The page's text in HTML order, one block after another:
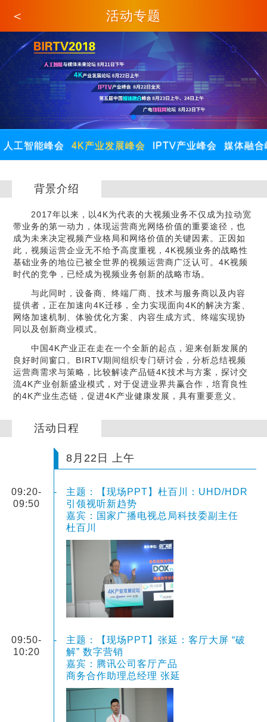
＜ 活动专题
人工智能峰会 4K产业发展峰会 IPTV产业峰会 媒体融合
背景介绍
2017年以来，以4K为代表的大视频业务不仅成为拉动宽
带业务的第一动力，体现运营商光网络价值的重要途径，也
成为未来决定视频产业格局和网络价值的关键因素。正因如
此，视频运营企业无不给予高度重视，4K视频业务的战略性
基础业务的地位已被全世界的视频运营商广泛认可。4K视频
时代的竞争，已经成为视频业务创新的战略市场。
与此同时，设备商、终端厂商、技术与服务商以及内容
提供者，正在加速向4K迁移，全力实现面向4K的解决方案、
网络加速机制、体验优化方案、内容生成方式、终端实现协
同以及创新商业模式。
中国4K产业正在走在一个全新的起点，迎来创新发展的
良好时间窗口。BIRTV期间组织专门研讨会，分析总结视频
运营商需求与策略，比较解读产品链4K技术与方案，探讨交
流4K产业创新盛业模式，对于促进业界共赢合作，培育良性
的4K产业生态链，促进4K产业健康发展，具有重要意义。
活动日程
8月22日 上午
09:20-
09:50
-
主题：【现场PPT】杜百川：UHD/HDR
引领视听新趋势
嘉宾：国家广播电视总局科技委副主任
杜百川
09:50-
10:20
-
主题：【现场PPT】张延：客厅大屏 “破
解” 数字营销
嘉宾：腾讯公司客厅产品
商务合作助理总经理 张延